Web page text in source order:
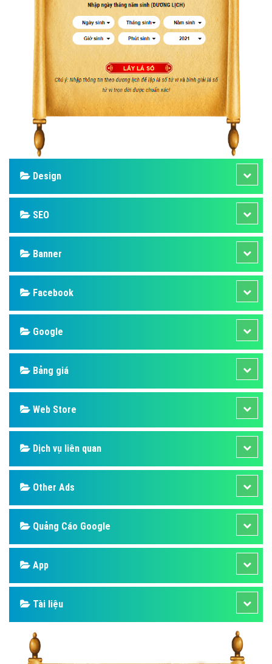
Design
SEO
Banner
Facebook
Google
Bảng giá
Web Store
Dịch vụ liên quan
Other Ads
Quảng Cáo Google
App
Tài liệu